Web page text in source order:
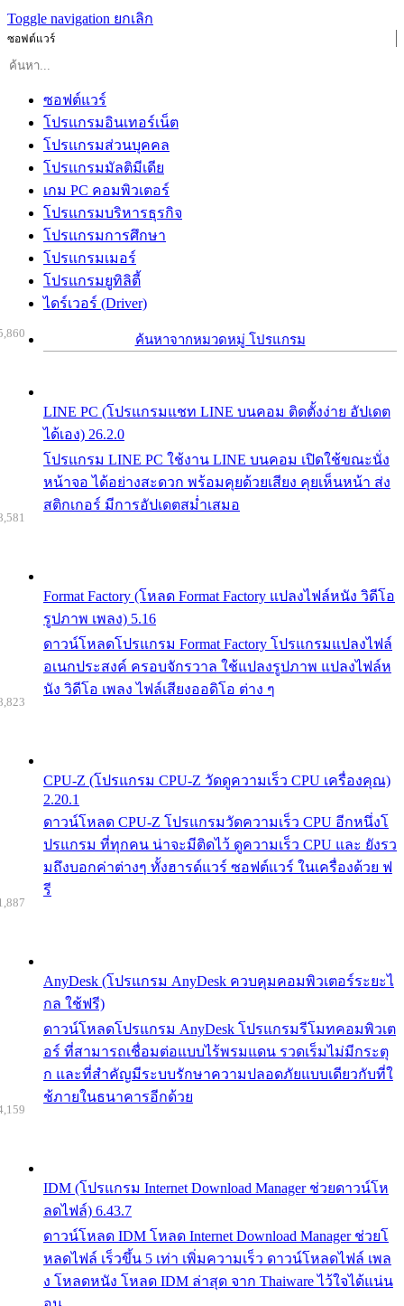
Toggle navigation ยกเลิก
ซอฟต์แวร์
ซอฟต์แวร์
โปรแกรมอินเทอร์เน็ต
โปรแกรมส่วนบุคคล
โปรแกรมมัลติมีเดีย
เกม PC คอมพิวเตอร์
โปรแกรมบริหารธุรกิจ
โปรแกรมการศึกษา
โปรแกรมเมอร์
โปรแกรมยูทิลิตี้
ไดร์เวอร์ (Driver)
ค้นหาจากหมวดหมู่ โปรแกรม
LINE PC (โปรแกรมแชท LINE บนคอม ติดตั้งง่าย อัปเดต
ได้เอง) 26.2.0
โปรแกรม LINE PC ใช้งาน LINE บนคอม เปิดใช้ขณะนั่ง
หน้าจอ ได้อย่างสะดวก พร้อมคุยด้วยเสียง คุยเห็นหน้า ส่ง
สติกเกอร์ มีการอัปเดตสม่ำเสมอ
Format Factory (โหลด Format Factory แปลงไฟล์หนัง วิดีโอ
รูปภาพ เพลง) 5.16
ดาวน์โหลดโปรแกรม Format Factory โปรแกรมแปลงไฟล์
อเนกประสงค์ ครอบจักรวาล ใช้แปลงรูปภาพ แปลงไฟล์ห
นัง วิดีโอ เพลง ไฟล์เสียงออดิโอ ต่าง ๆ
CPU-Z (โปรแกรม CPU-Z วัดดูความเร็ว CPU เครื่องคุณ)
2.20.1
ดาวน์โหลด CPU-Z โปรแกรมวัดความเร็ว CPU อีกหนึ่งโ
ปรแกรม ที่ทุกคน น่าจะมีติดไว้ ดูความเร็ว CPU และ ยังรว
มถึงบอกค่าต่างๆ ทั้งฮารด์แวร์ ซอฟต์แวร์ ในเครื่องด้วย ฟ
รี
AnyDesk (โปรแกรม AnyDesk ควบคุมคอมพิวเตอร์ระยะไ
กล ใช้ฟรี)
ดาวน์โหลดโปรแกรม AnyDesk โปรแกรมรีโมทคอมพิวเต
อร์ ที่สามารถเชื่อมต่อแบบไร้พรมแดน รวดเร็มไม่มีกระตุ
ก และที่สำคัญมีระบบรักษาความปลอดภัยแบบเดียวกับที่ใ
ช้ภายในธนาคารอีกด้วย
IDM (โปรแกรม Internet Download Manager ช่วยดาวน์โห
ลดไฟล์) 6.43.7
ดาวน์โหลด IDM โหลด Internet Download Manager ช่วยโ
หลดไฟล์ เร็วขึ้น 5 เท่า เพิ่มความเร็ว ดาวน์โหลดไฟล์ เพล
ง โหลดหนัง โหลด IDM ล่าสุด จาก Thaiware ไว้ใจได้แน่น